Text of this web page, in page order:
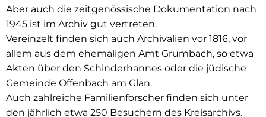
Aber auch die zeitgenössische Dokumentation nach
1945 ist im Archiv gut vertreten.
Vereinzelt finden sich auch Archivalien vor 1816, vor
allem aus dem ehemaligen Amt Grumbach, so etwa
Akten über den Schinderhannes oder die jüdische
Gemeinde Offenbach am Glan.
Auch zahlreiche Familienforscher finden sich unter
den jährlich etwa 250 Besuchern des Kreisarchivs.